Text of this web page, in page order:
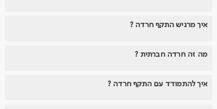
איך מרגיש התקף חרדה ?
מה זה חרדה חברתית ?
איך להתמודד עם התקף חרדה ?